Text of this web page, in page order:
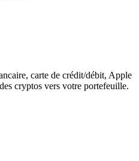
carte de crédit/débit, Apple
cryptos vers votre portefeuille.